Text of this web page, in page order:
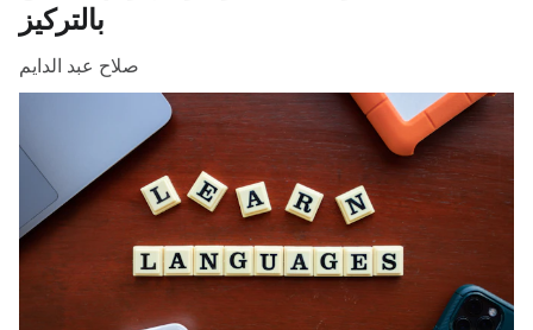
بالتركيز
صلاح عبد الدايم